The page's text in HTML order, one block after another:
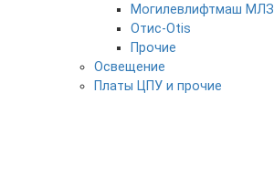
Могилевлифтмаш МЛЗ
Отис-Otis
Прочие
Освещение
Платы ЦПУ и прочие